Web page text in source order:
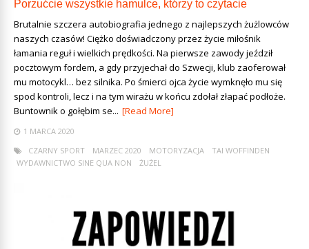
Porzućcie wszystkie hamulce, którzy to czytacie
Brutalnie szczera autobiografia jednego z najlepszych żużlowców
naszych czasów! Ciężko doświadczony przez życie miłośnik
łamania reguł i wielkich prędkości. Na pierwsze zawody jeździł
pocztowym fordem, a gdy przyjechał do Szwecji, klub zaoferował
mu motocykl… bez silnika. Po śmierci ojca życie wymknęło mu się
spod kontroli, lecz i na tym wirażu w końcu zdołał złapać podłoże.
Buntownik o gołębim se... [Read More]
1 MARCA 2020
CZARNY SPORT
MARZEC 2020 MOTORYZACJA
TAI WOFFINDEN
WYDAWNICTWO SINE QUA NON
ŻUŻEL